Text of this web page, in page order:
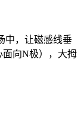
中，让磁感线垂
面向N极），大拇